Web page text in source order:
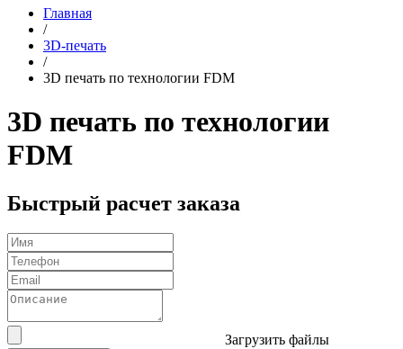
Главная
/
3D-печать
/
3D печать по технологии FDM
3D печать по технологии
FDM
Быстрый расчет заказа
Загрузить файлы